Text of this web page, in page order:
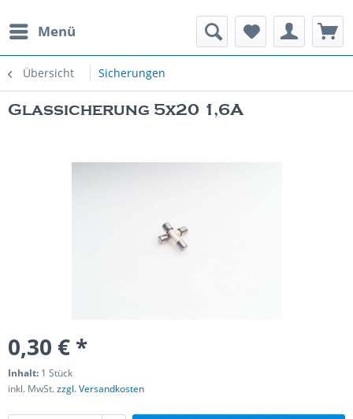
Menü
Übersicht Sicherungen
Spielautomaten
Glassicherung 5x20 1,6A
0,30 € *
Inhalt: 1 Stück
inkl. MwSt.zzgl. Versandkosten